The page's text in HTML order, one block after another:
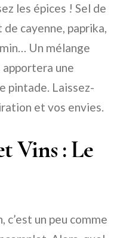
les épices ! Sel de
cayenne, paprika,
Un mélange
une
pintade. Laissez-
et vos envies.
Vins : Le
c’est un peu comme